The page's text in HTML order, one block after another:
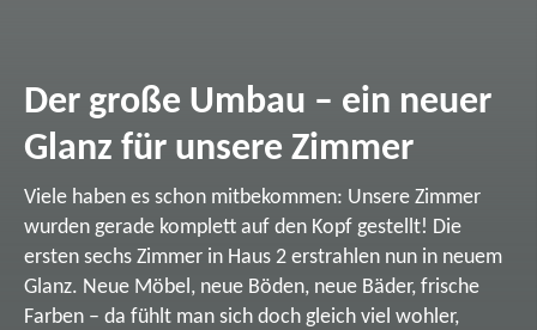
Der große Umbau – ein neuer
Glanz für unsere Zimmer
Viele haben es schon mitbekommen: Unsere Zimmer
wurden gerade komplett auf den Kopf gestellt! Die
ersten sechs Zimmer in Haus 2 erstrahlen nun in neuem
Glanz. Neue Möbel, neue Böden, neue Bäder, frische
Farben – da fühlt man sich doch gleich viel wohler,